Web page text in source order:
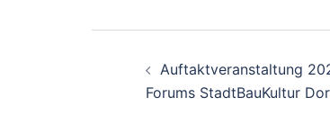
Beitrags-
Navigation
Auftaktveranstaltung
Forums StadtBauKultur